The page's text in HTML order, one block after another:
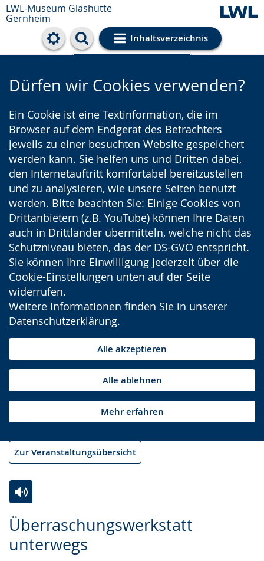
LWL-Museum Glashütte
Gernheim
Inhaltsverzeichnis
Cookie-Einstellungen
Dürfen wir Cookies verwenden?
Ein Cookie ist eine Textinformation, die im
Browser auf dem Endgerät des Betrachters
jeweils zu einer besuchten Website gespeichert
werden kann. Sie helfen uns und Dritten dabei,
den Internetauftritt komfortabel bereitzustellen
und zu analysieren, wie unsere Seiten benutzt
werden. Bitte beachten Sie: Einige Cookies von
Drittanbietern (z.B. YouTube) können Ihre Daten
auch in Drittländer übermitteln, welche nicht das
Schutzniveau bieten, das der DS-GVO entspricht.
Sie können Ihre Einwilligung jederzeit über die
Cookie-Einstellungen unten auf der Seite
widerrufen.
Weitere Informationen finden Sie in unserer
Datenschutzerklärung.
Alle akzeptieren
Alle ablehnen
Mehr erfahren
Zur Veranstaltungsübersicht
Überraschungswerkstatt
unterwegs
Leichten
Sprache
Audio-
Unterstützung.
Video
in